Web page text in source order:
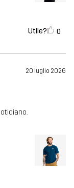
Utile? 0
20 luglio 2026